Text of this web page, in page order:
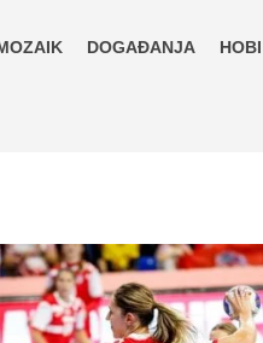
DOGAĐANJA HOBI